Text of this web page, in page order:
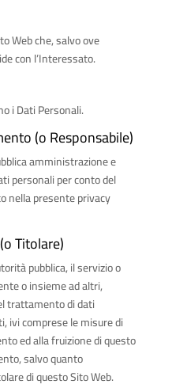
Web che, salvo ove
con l’Interessato.
i Dati Personali.
(o Responsabile)
amministrazione e
personali per conto del
nella presente privacy
Titolare)
pubblica, il servizio o
o insieme ad altri,
trattamento di dati
ivi comprese le misure di
ed alla fruizione di questo
salvo quanto
di questo Sito Web.